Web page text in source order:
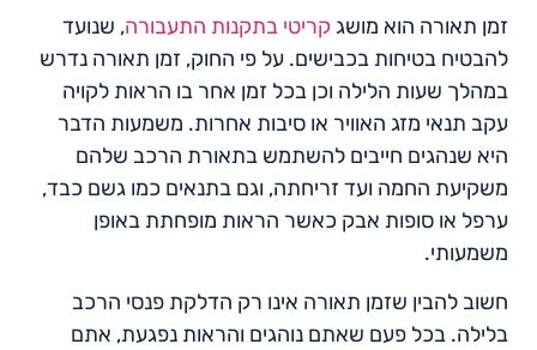
זמן תאורה הוא מושג קריטי בתקנות התעבורה, שנועד
להבטיח בטיחות בכבישים. על פי החוק, זמן תאורה נדרש
במהלך שעות הלילה וכן בכל זמן אחר בו הראות לקויה
עקב תנאי מזג האוויר או סיבות אחרות. משמעות הדבר
היא שנהגים חייבים להשתמש בתאורת הרכב שלהם
משקיעת החמה ועד זריחתה, וגם בתנאים כמו גשם כבד,
ערפל או סופות אבק כאשר הראות מופחתת באופן
משמעותי.
חשוב להבין שזמן תאורה אינו רק הדלקת פנסי הרכב
בלילה. בכל פעם שאתם נוהגים והראות נפגעת, אתם